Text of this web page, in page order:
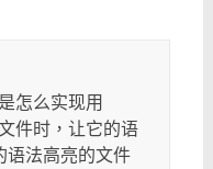
怎么实现用
时，让它的语
语法高亮的文件